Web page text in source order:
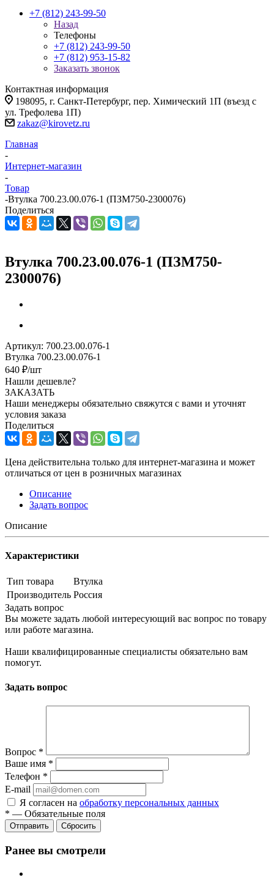
+7 (812) 243-99-50
Назад
Телефоны
+7 (812) 243-99-50
+7 (812) 953-15-82
Заказать звонок
Контактная информация
198095, г. Санкт-Петербург, пер. Химический 1П (въезд с
ул. Трефолева 1П)
zakaz@kirovetz.ru
Главная
-
Интернет-магазин
-
Товар
-Втулка 700.23.00.076-1 (ПЗМ750-2300076)
Поделиться
Втулка 700.23.00.076-1 (ПЗМ750-
2300076)
Артикул: 700.23.00.076-1
Втулка 700.23.00.076-1
640 ₽/шт
Нашли дешевле?
ЗАКАЗАТЬ
Наши менеджеры обязательно свяжутся с вами и уточнят
условия заказа
Поделиться
Цена действительна только для интернет-магазина и может
отличаться от цен в розничных магазинах
Описание
Задать вопрос
Описание
Характеристики
Тип товара
Втулка
Производитель Россия
Задать вопрос
Вы можете задать любой интересующий вас вопрос по товару
или работе магазина.
Наши квалифицированные специалисты обязательно вам
помогут.
Задать вопрос
Вопрос *
Ваше имя *
Телефон *
E-mail
Я согласен на обработку персональных данных
* — Обязательные поля
Сбросить
Ранее вы смотрели